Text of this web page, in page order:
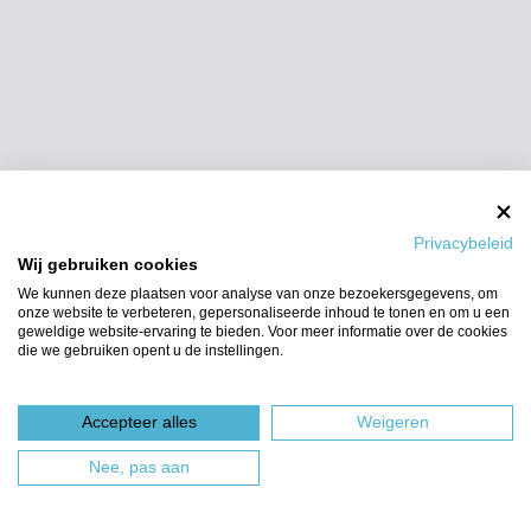
Privacybeleid
Wij gebruiken cookies
We kunnen deze plaatsen voor analyse van onze bezoekersgegevens, om
onze website te verbeteren, gepersonaliseerde inhoud te tonen en om u een
geweldige website-ervaring te bieden. Voor meer informatie over de cookies
die we gebruiken opent u de instellingen.
Accepteer alles Weigeren
Nee, pas aan